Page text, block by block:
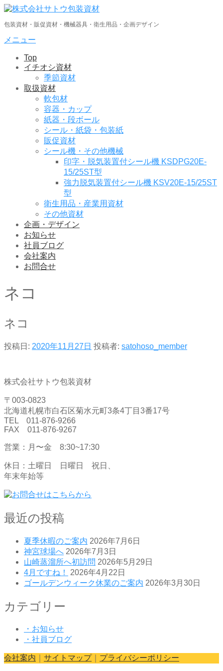
コ
テ
ン
包装資材・販促資材・機械器具・衛生用品・企画デザイン
メニュー
Top
イチオシ資材
季節資材
取扱資材
軟包材
容器・カップ
紙器・段ボール
シール・紙袋・包装紙
販促資材
シール機・その他機械
印字・脱気装置付シール機 KSDPG20E-
15/25ST型
強力脱気装置付シール機 KSV20E-15/25ST
型
衛生用品・産業用資材
その他資材
企画・デザイン
お知らせ
社員ブログ
会社案内
お問合せ
ネコ
ネコ
投稿日: 2020年11月27日 投稿者: satohoso_member
株式会社サトウ包装資材
〒003-0823
北海道札幌市白石区菊水元町3条4丁目3番17号
TEL 011-876-9266
FAX 011-876-9267
営業：月〜金 8:30~17:30
休日：土曜日 日曜日 祝日、
年末年始等
最近の投稿
夏季休暇のご案内 2026年7月6日
神宮球場へ 2026年7月3日
山崎蒸溜所へ初訪問 2026年5月29日
4月ですね！
2026年4月22日
ゴールデンウィーク休業のご案内 2026年3月30日
カテゴリー
・お知らせ
・社員ブログ
会社案内 サイトマップ｜ プライバシーポリシー